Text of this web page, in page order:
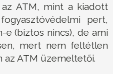
ATM, mint a kiadott
pert,
e (biztos nincs), de ami
mert nem feltétlen
az ATM üzemeltetői.